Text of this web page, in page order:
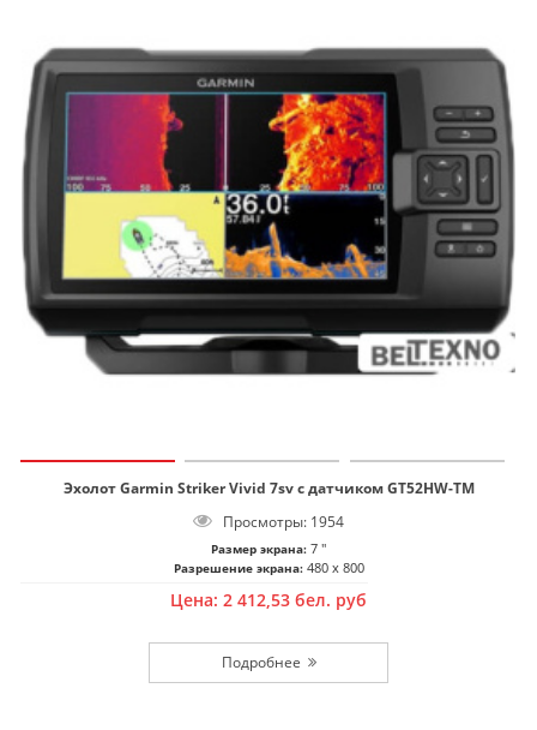
Эхолот Garmin Striker Vivid 7sv с датчиком GT52HW-TM
Просмотры: 1954
Размер экрана: 7 ''
Разрешение экрана: 480 x 800
Цена: 2 412,53 бел. руб